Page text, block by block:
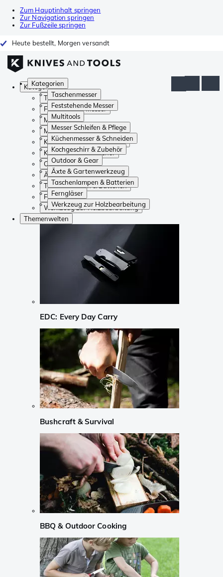
Zum Hauptinhalt springen
Zur Navigation springen
Zur Fußzeile springen
Heute bestellt, Morgen versandt
Kategorien
Taschenmesser
Feststehende Messer
Multitools
Messer Schleifen & Pflege
Küchenmesser & Schneiden
Kochgeschirr & Zubehör
Outdoor & Gear
Äxte & Gartenwerkzeug
Taschenlampen & Batterien
Ferngläser
Werkzeug zur Holzbearbeitung
Kategorien
Taschenmesser
Feststehende Messer
Multitools
Messer Schleifen & Pflege
Küchenmesser & Schneiden
Kochgeschirr & Zubehör
Outdoor & Gear
Äxte & Gartenwerkzeug
Taschenlampen & Batterien
Ferngläser
Werkzeug zur Holzbearbeitung
Themenwelten
EDC: Every Day Carry
Bushcraft & Survival
BBQ & Outdoor Cooking